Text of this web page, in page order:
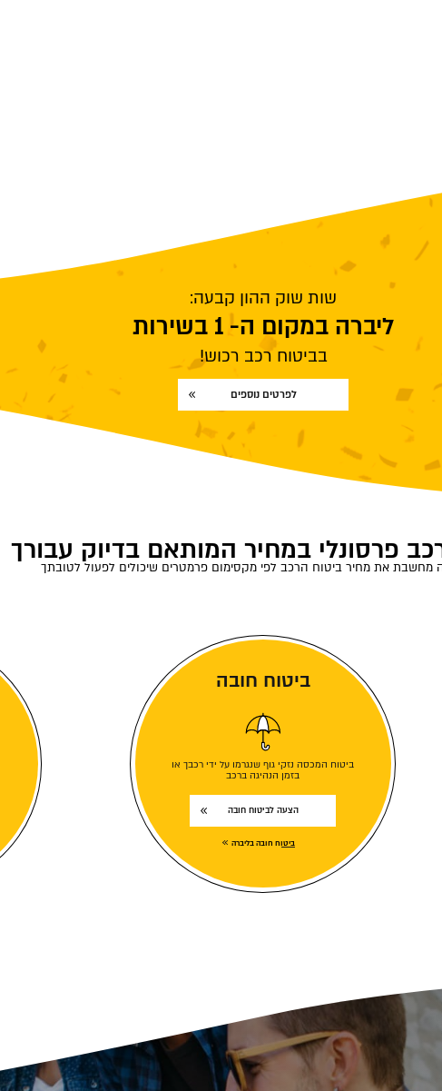
שות שוק ההון קבעה:
ליברה במקום ה- 1 בשירות
בביטוח רכב רכוש!
לפרטים נוספים
פרסונלי במחיר המותאם בדיוק עבורך
מחשבת את מחיר ביטוח הרכב לפי מקסימום פרמטרים שיכולים לפעול לטובתך
ביטוח חובה
ביטוח המכסה נזקי גוף שנגרמו על ידי רכבך או
בזמן הנהיגה ברכב
הצעה לביטוח חובה
ביטוח חובה בליברה